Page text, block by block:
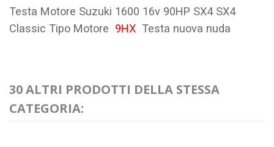
Testa Motore Suzuki 1600 16v 90HP SX4 SX4
Classic Tipo Motore 9HX Testa nuova nuda
30 ALTRI PRODOTTI DELLA STESSA
CATEGORIA: